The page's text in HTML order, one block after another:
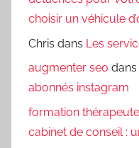
choisir un véhicule
Chris dans Les
augmenter seo dans
abonnés instagram
formation thérapeute
cabinet de conseil :